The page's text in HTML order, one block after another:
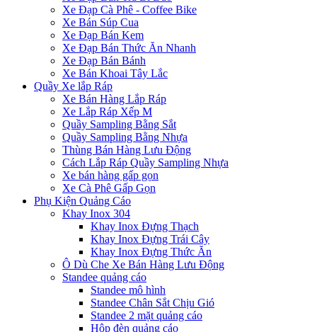
Xe Đạp Cà Phê - Coffee Bike
Xe Bán Súp Cua
Xe Đạp Bán Kem
Xe Đạp Bán Thức Ăn Nhanh
Xe Đạp Bán Bánh
Xe Bán Khoai Tây Lắc
Quầy Xe lắp Ráp
Xe Bán Hàng Lắp Ráp
Xe Lắp Ráp Xếp M
Quầy Sampling Bằng Sắt
Quầy Sampling Bằng Nhựa
Thùng Bán Hàng Lưu Động
Cách Lắp Ráp Quầy Sampling Nhựa
Xe bán hàng gấp gọn
Xe Cà Phê Gấp Gọn
Phụ Kiện Quảng Cáo
Khay Inox 304
Khay Inox Đựng Thạch
Khay Inox Đựng Trái Cây
Khay Inox Đựng Thức Ăn
Ô Dù Che Xe Bán Hàng Lưu Động
Standee quảng cáo
Standee mô hình
Standee Chân Sắt Chịu Gió
Standee 2 mặt quảng cáo
Hộp đèn quảng cáo